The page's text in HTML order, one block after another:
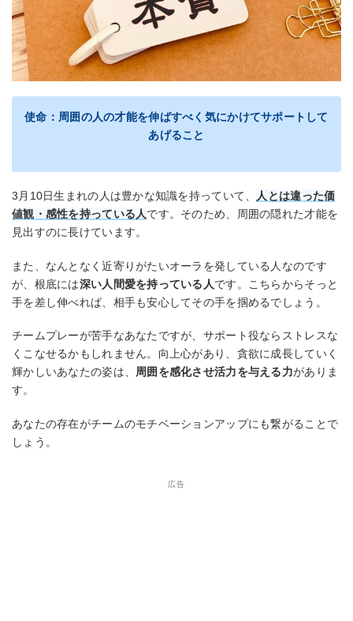
使命：周囲の人の才能を伸ばすべく気にかけてサポートして
あげること
3月10日生まれの人は豊かな知識を持っていて、
人とは違った価
値観・感性を持っている人です。そのため、周囲の隠れた才能を
見出すのに長けています。
また、なんとなく近寄りがたいオーラを発している人なのです
が、根底には深い人間愛を持っている人です。こちらからそっと
手を差し伸べれば、相手も安心してその手を掴めるでしょう。
チームプレーが苦手なあなたですが、サポート役ならストレスな
くこなせるかもしれません。向上心があり、貪欲に成長していく
輝かしいあなたの姿は、 周囲を感化させ活力を与える力がありま
す。
あなたの存在がチームのモチベーションアップにも繋がることで
しょう。
広告